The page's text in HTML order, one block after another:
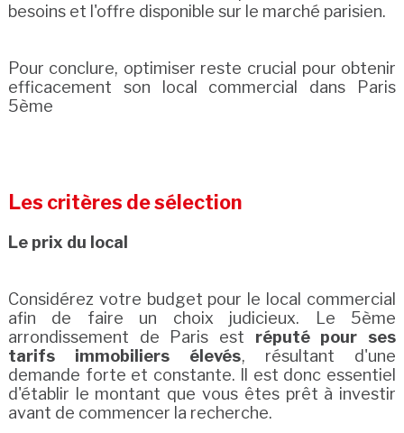
besoins et l'offre disponible sur le marché parisien.
Pour conclure, optimiser reste crucial pour obtenir
efficacement son local commercial dans Paris
5ème
Les critères de sélection
Le prix du local
Considérez votre budget pour le local commercial
afin de faire un choix judicieux. Le 5ème
arrondissement de Paris est réputé pour ses
tarifs immobiliers élevés, résultant d'une
demande forte et constante. Il est donc essentiel
d'établir le montant que vous êtes prêt à investir
avant de commencer la recherche.